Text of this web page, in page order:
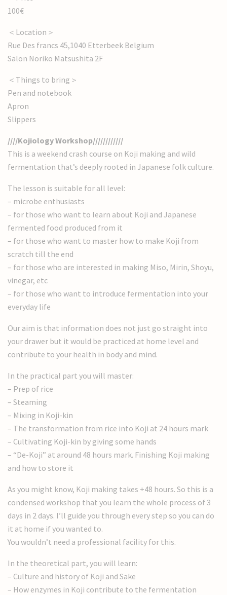
100€
＜Location＞
Rue Des francs 45,1040 Etterbeek Belgium
Salon Noriko Matsushita 2F
＜Things to bring＞
Pen and notebook
Apron
Slippers
////Kojiology Workshop////////////
This is a weekend crash course on Koji making and wild
fermentation that’s deeply rooted in Japanese folk culture.
The lesson is suitable for all level:
– microbe enthusiasts
– for those who want to learn about Koji and Japanese
fermented food produced from it
– for those who want to master how to make Koji from
scratch till the end
– for those who are interested in making Miso, Mirin, Shoyu,
vinegar, etc
– for those who want to introduce fermentation into your
everyday life
Our aim is that information does not just go straight into
your drawer but it would be practiced at home level and
contribute to your health in body and mind.
In the practical part you will master:
– Prep of rice
– Steaming
– Mixing in Koji-kin
– The transformation from rice into Koji at 24 hours mark
– Cultivating Koji-kin by giving some hands
– “De-Koji” at around 48 hours mark. Finishing Koji making
and how to store it
As you might know, Koji making takes +48 hours. So this is a
condensed workshop that you learn the whole process of 3
days in 2 days. I’ll guide you through every step so you can do
it at home if you wanted to.
You wouldn’t need a professional facility for this.
In the theoretical part, you will learn:
– Culture and history of Koji and Sake
– How enzymes in Koji contribute to the fermentation